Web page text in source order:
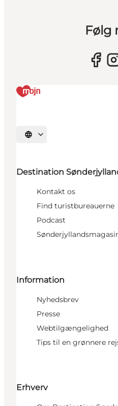
Følg
Vælg sprog
Destination
Kontakt os
Find turistbureauerne
Podcast
Information
Nyhedsbrev
Presse
Webtilgængelighed
Tips til en grønnere
Erhverv